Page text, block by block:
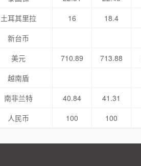
土耳其里拉
16 18.4
新台币
美元
710.89 713.88
越南盾
南非兰特
40.84 41.31
人民币
100 100